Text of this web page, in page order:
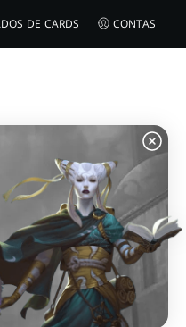
DE CARDS CONTAS